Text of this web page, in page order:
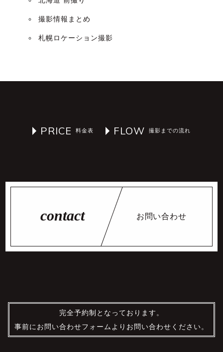
撮影情報まとめ
札幌ロケーション撮影
PRICE FLOW
お問い合わせ
完全予約制となっております。
事前にお問い合わせフォームよりお問い合わせください。